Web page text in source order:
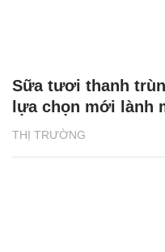
THỊ TRƯỜNG
Sữa tươi thanh
lựa chọn mới lành